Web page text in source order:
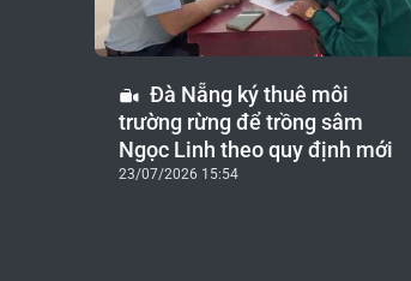
Đà Nẵng ký thuê môi
trường rừng để trồng sâm
Ngọc Linh theo quy định mới
23/07/2026 15:54